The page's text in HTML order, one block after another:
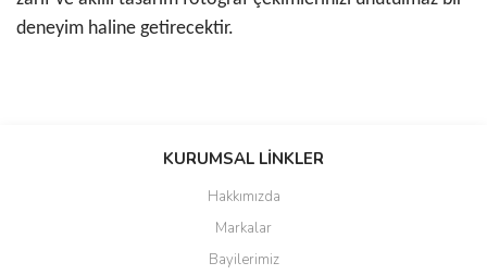
deneyim haline getirecektir.
tarafımıza iletebilirsiniz.
Ürün resmi kalitesiz, bozuk veya görüntülenemiyor.
Ürün açıklamasında eksik bilgiler bulunuyor.
KURUMSAL LİNKLER
Hakkımızda
Markalar
Bayilerimiz